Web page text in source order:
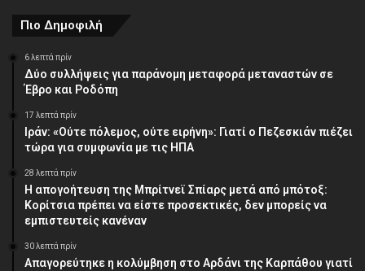
Πιο Δημοφιλή
6 λεπτά πρίν
Δύο συλλήψεις για παράνομη μεταφορά μεταναστών σε
Έβρο και Ροδόπη
17 λεπτά πρίν
Ιράν: «Ούτε πόλεμος, ούτε ειρήνη»: Γιατί ο Πεζεσκιάν πιέζει
τώρα για συμφωνία με τις ΗΠΑ
28 λεπτά πρίν
Η απογοήτευση της Μπρίτνεϊ Σπίαρς μετά από μπότοξ:
Κορίτσια πρέπει να είστε προσεκτικές, δεν μπορείς να
εμπιστευτείς κανέναν
30 λεπτά πρίν
Απαγορεύτηκε η κολύμβηση στο Αρδάνι της Καρπάθου γιατί